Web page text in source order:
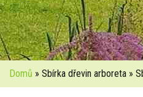
Domů » Sbírka dřevin arboreta »